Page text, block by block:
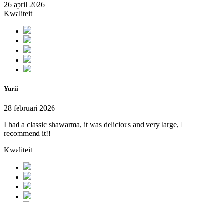
26 april 2026
Kwaliteit
Yurii
28 februari 2026
I had a classic shawarma, it was delicious and very large, I
recommend it!!
Kwaliteit